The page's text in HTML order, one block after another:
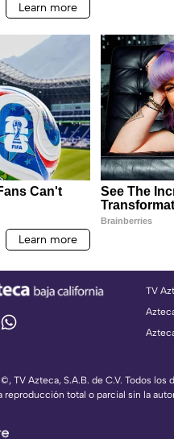
TV
TV Azteca, S.A.B. de C.V. Todos los
reproducción total o parcial sin la